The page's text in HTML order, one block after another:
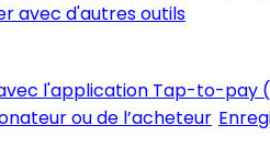
avec d'autres outils
l'application Tap-to-pay
ou de l’acheteur